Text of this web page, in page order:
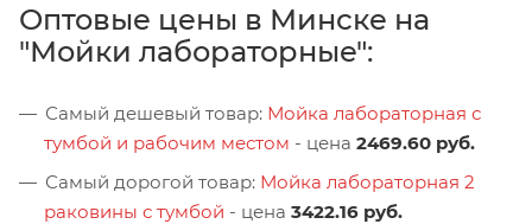
Оптовые цены в Минске на
"Мойки лабораторные":
Самый дешевый товар: Мойка лабораторная с
тумбой и рабочим местом - цена 2469.60 руб.
Самый дорогой товар: Мойка лабораторная 2
раковины с тумбой - цена 3422.16 руб.